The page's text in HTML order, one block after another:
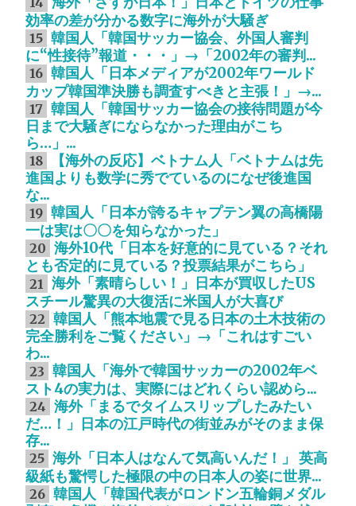
効率の差が分かる数字に海外が大騒ぎ
15 韓国人「韓国サッカー協会、外国人審判
に“性接待”報道・・・」→「2002年の審判...
16 韓国人「日本メディアが2002年ワールド
カップ韓国準決勝も調査すべきと主張！」→...
17 韓国人「韓国サッカー協会の接待問題が今
日まで大騒ぎにならなかった理由がこち
ら…」...
18
【海外の反応】ベトナム人「ベトナムは先
進国よりも数学に秀でているのになぜ後進国
な...
19 韓国人「日本が誇るキャプテン翼の高橋陽
一は実は〇〇を知らなかった」
20 海外10代「日本を好意的に見ている？それ
とも否定的に見ている？投票結果がこちら」
21
海外「素晴らしい！」日本が買収したUS
スチール驚異の大復活に米国人が大喜び
22 韓国人「熊本地震で見る日本の土木技術の
完全勝利をご覧ください」→「これはすごい
わ...
23 韓国人「海外で韓国サッカーの2002年ベ
スト4の実力は、実際にはどれくらい認めら...
24 海外「まるでタイムスリップしたみたい
だ…！」日本の江戸時代の街並みがそのまま保
存...
25 海外「日本人はなんて気高いんだ！」 英高
級紙も驚愕した極限の中の日本人の姿に世界...
26 韓国人「韓国代表がロンドン五輪銅メダル